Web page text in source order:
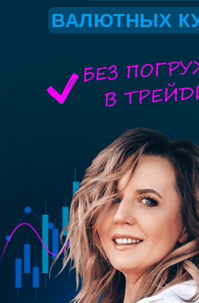
ВАЛЮТНЫХ